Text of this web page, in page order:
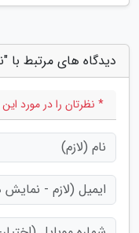
دیدگاه های مرتبط
* نظرتان را در مورد این